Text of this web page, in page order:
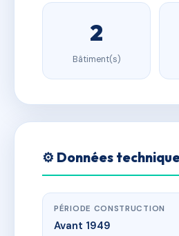
2
Bâtiment(s)
⚙️ Données
PÉRIODE CONSTRUCTION
Avant 1949